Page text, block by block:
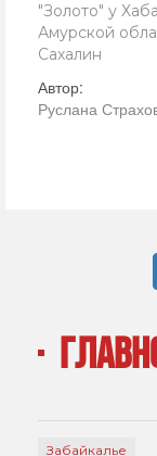
"Золото" у
Амурской
Сахалин
Автор:
Руслана
Забайкалье